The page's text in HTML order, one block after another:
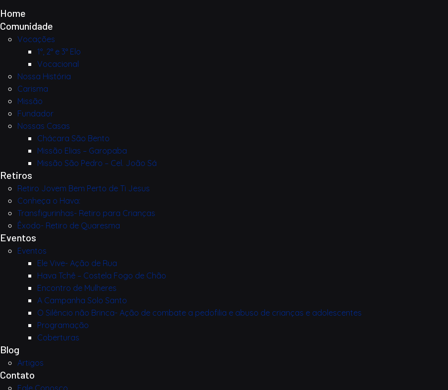
Home
Comunidade
Vocações
1°, 2° e 3° Elo
Vocacional
Nossa História
Carisma
Missão
Fundador
Nossas Casas
Chácara São Bento
Missão Elias – Garopaba
Missão São Pedro – Cel. João Sá
Retiros
Retiro Jovem Bem Perto de Ti Jesus
Conheça o Hava:
Transfigurinhas- Retiro para Crianças
Êxodo- Retiro de Quaresma
Eventos
Eventos
Ele Vive- Ação de Rua
Hava Tchê – Costela Fogo de Chão
Encontro de Mulheres
A Campanha Solo Santo
O Silêncio não Brinca- Ação de combate a pedofilia e abuso de crianças e adolescentes
Programação
Coberturas
Blog
Artigos
Contato
Fale Conosco